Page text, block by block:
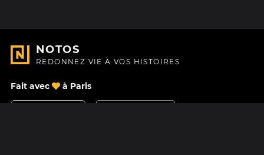
NOTOS
REDONNEZ VIE À VOS HISTOIRES
Fait avec à Paris